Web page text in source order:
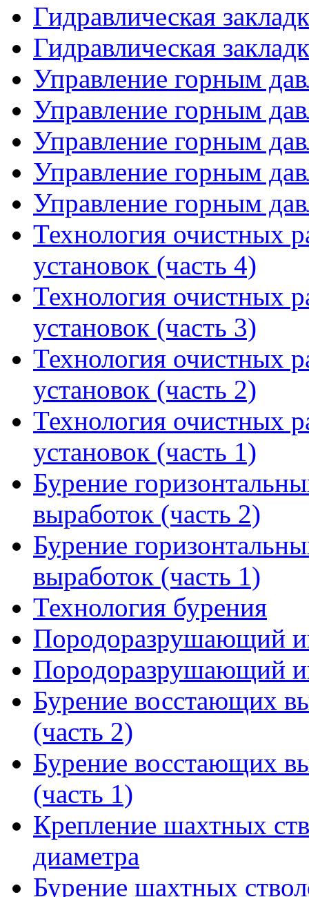
Гидравлическая
Гидравлическая
Управление горным
Управление горным
Управление горным
Управление горным
Управление горным
Технология очистных
установок (часть 4)
Технология очистных
установок (часть 3)
Технология очистных
установок (часть 2)
Технология очистных
установок (часть 1)
Бурение
выработок (часть 2)
Бурение
выработок (часть 1)
Технология бурения
Породоразрушающий
Породоразрушающий
Бурение восстающих
(часть 2)
Бурение восстающих
(часть 1)
Крепление шахтных
диаметра
Бурение шахтных